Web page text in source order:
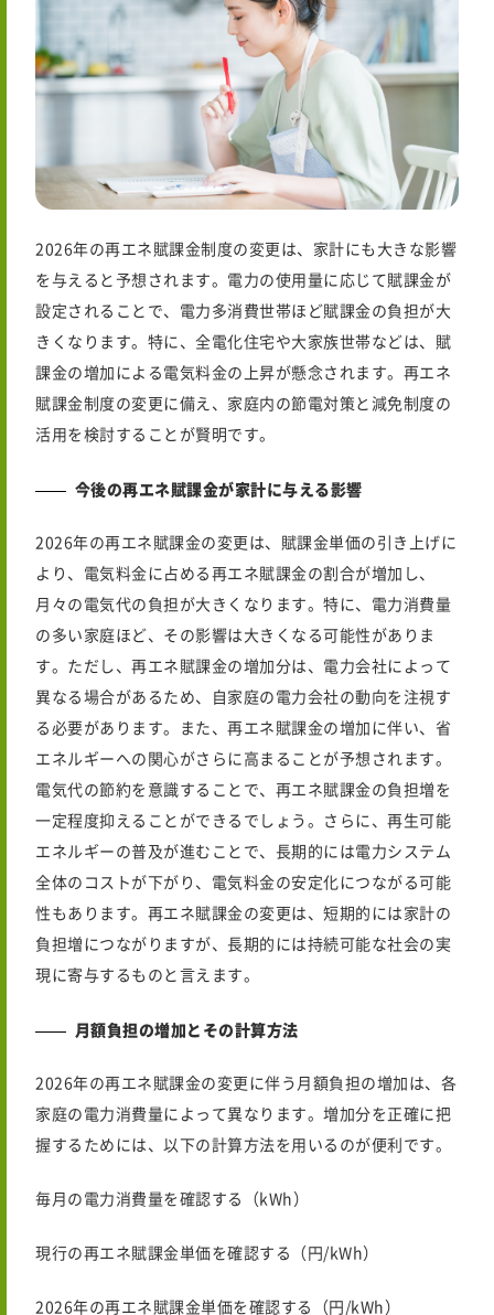
2026年の再エネ賦課金制度の変更は、家計にも大きな影響
を与えると予想されます。電力の使用量に応じて賦課金が
設定されることで、電力多消費世帯ほど賦課金の負担が大
きくなります。特に、全電化住宅や大家族世帯などは、賦
課金の増加による電気料金の上昇が懸念されます。再エネ
賦課金制度の変更に備え、家庭内の節電対策と減免制度の
活用を検討することが賢明です。
今後の再エネ賦課金が家計に与える影響
2026年の再エネ賦課金の変更は、賦課金単価の引き上げに
より、電気料金に占める再エネ賦課金の割合が増加し、
月々の電気代の負担が大きくなります。特に、電力消費量
の多い家庭ほど、その影響は大きくなる可能性がありま
す。ただし、再エネ賦課金の増加分は、電力会社によって
異なる場合があるため、自家庭の電力会社の動向を注視す
る必要があります。また、再エネ賦課金の増加に伴い、省
エネルギーへの関心がさらに高まることが予想されます。
電気代の節約を意識することで、再エネ賦課金の負担増を
一定程度抑えることができるでしょう。さらに、再生可能
エネルギーの普及が進むことで、長期的には電力システム
全体のコストが下がり、電気料金の安定化につながる可能
性もあります。再エネ賦課金の変更は、短期的には家計の
負担増につながりますが、長期的には持続可能な社会の実
現に寄与するものと言えます。
月額負担の増加とその計算方法
2026年の再エネ賦課金の変更に伴う月額負担の増加は、各
家庭の電力消費量によって異なります。増加分を正確に把
握するためには、以下の計算方法を用いるのが便利です。
毎月の電力消費量を確認する（kWh）
現行の再エネ賦課金単価を確認する（円/kWh）
2026年の再エネ賦課金単価を確認する（円/kWh）